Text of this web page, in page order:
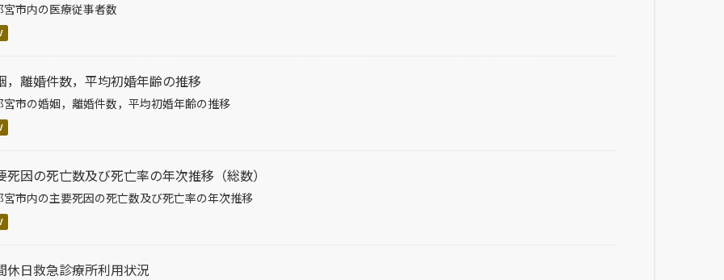
宮市内の医療従事者数
，離婚件数，平均初婚年齢の推移
宮市の婚姻，離婚件数，平均初婚年齢の推移
死因の死亡数及び死亡率の年次推移（総数）
宮市内の主要死因の死亡数及び死亡率の年次推移
休日救急診療所利用状況